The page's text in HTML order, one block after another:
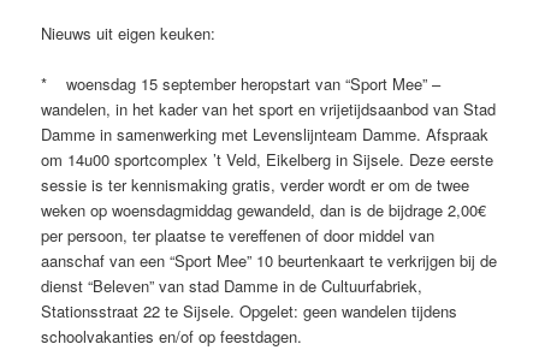
Nieuws uit eigen keuken:
* woensdag 15 september heropstart van “Sport Mee” –
wandelen, in het kader van het sport en vrijetijdsaanbod van Stad
Damme in samenwerking met Levenslijnteam Damme. Afspraak
om 14u00 sportcomplex ’t Veld, Eikelberg in Sijsele. Deze eerste
sessie is ter kennismaking gratis, verder wordt er om de twee
weken op woensdagmiddag gewandeld, dan is de bijdrage 2,00€
per persoon, ter plaatse te vereffenen of door middel van
aanschaf van een “Sport Mee” 10 beurtenkaart te verkrijgen bij de
dienst “Beleven” van stad Damme in de Cultuurfabriek,
Stationsstraat 22 te Sijsele. Opgelet: geen wandelen tijdens
schoolvakanties en/of op feestdagen.